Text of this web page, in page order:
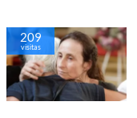
209
visitas